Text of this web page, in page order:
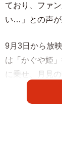
ており、ファ
い…」との声が
9月3日から放
は「かぐや姫
に乗せ、月見
が、翁役の松
ー」を一緒に